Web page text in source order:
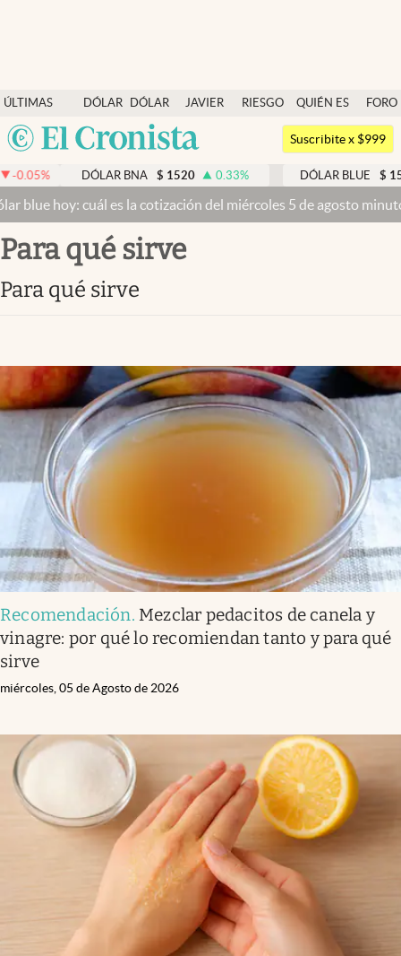
ÚLTIMAS
NOTICIAS
DÓLAR
DÓLAR
BLUE
JAVIER
RIESGO
QUIÉN ES
QUIÉN
FORO
Argentina
México
Dólar
Members
Economía y Política
Finanzas y Mercados
Mercados Online
Apertura
Infotechnology
Clase
Clima
Mundial 2026
Eventos Corporativos
El Cronista Studio
Mediakit
abre en nueva pestaña
Suscribite x $999
DÓLAR BNA $ 1520 0.33% DÓLAR BLUE $ 1540 -0.32 %
es la cotización del miércoles 5 de agosto minuto a minuto
para qué sirve
para qué sirve
Recomendación. Mezclar pedacitos de canela y
vinagre: por qué lo recomiendan tanto y para qué
sirve
miércoles, 05 de Agosto de 2026